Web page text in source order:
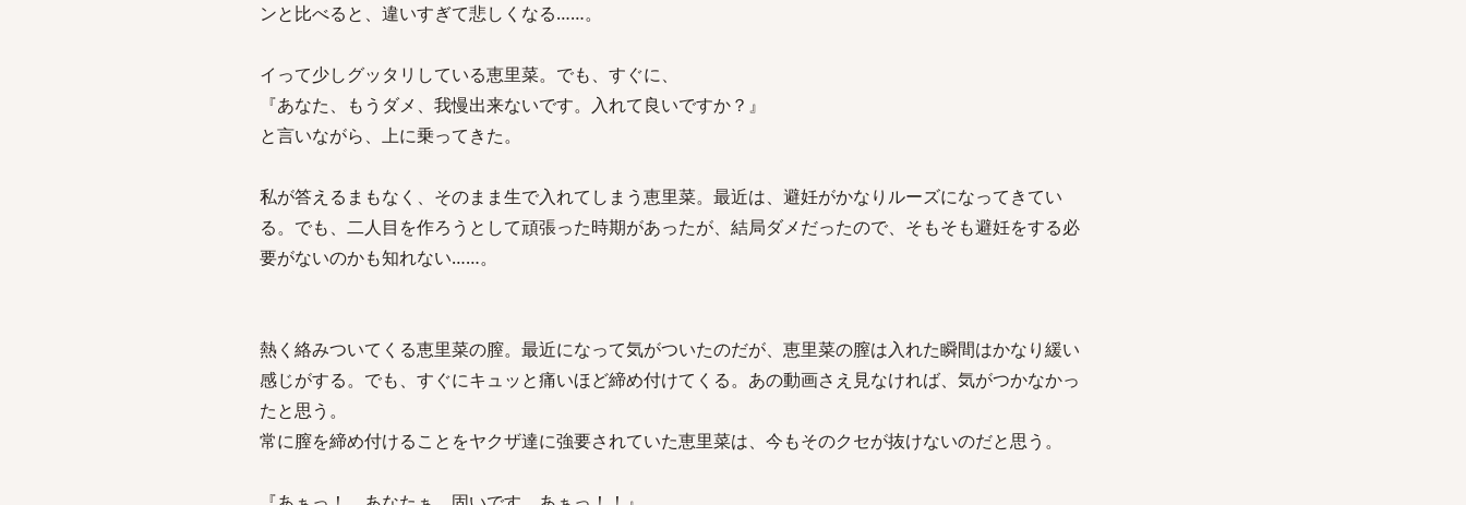
ンと比べると、違いすぎて悲しくなる……。
イって少しグッタリしている恵里菜。でも、すぐに、
『あなた、もうダメ、我慢出来ないです。入れて良いですか？』
と言いながら、上に乗ってきた。
私が答えるまもなく、そのまま生で入れてしまう恵里菜。最近は、避妊がかなりルーズになってきてい
る。でも、二人目を作ろうとして頑張った時期があったが、結局ダメだったので、そもそも避妊をする必
要がないのかも知れない……。
熱く絡みついてくる恵里菜の膣。最近になって気がついたのだが、恵里菜の膣は入れた瞬間はかなり緩い
感じがする。でも、すぐにキュッと痛いほど締め付けてくる。あの動画さえ見なければ、気がつかなかっ
たと思う。
常に膣を締め付けることをヤクザ達に強要されていた恵里菜は、今もそのクセが抜けないのだと思う。